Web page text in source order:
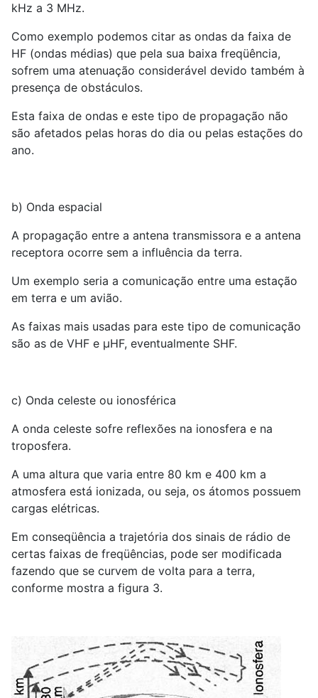
kHz a 3 MHz.
Como exemplo podemos citar as ondas da faixa de
HF (ondas médias) que pela sua baixa freqüência,
sofrem uma atenuação considerável devido também à
presença de obstáculos.
Esta faixa de ondas e este tipo de propagação não
são afetados pelas horas do dia ou pelas estações do
ano.
b) Onda espacial
A propagação entre a antena transmissora e a antena
receptora ocorre sem a influência da terra.
Um exemplo seria a comunicação entre uma estação
em terra e um avião.
As faixas mais usadas para este tipo de comunicação
são as de VHF e µHF, eventualmente SHF.
c) Onda celeste ou ionosférica
A onda celeste sofre reflexões na ionosfera e na
troposfera.
A uma altura que varia entre 80 km e 400 km a
atmosfera está ionizada, ou seja, os átomos possuem
cargas elétricas.
Em conseqüência a trajetória dos sinais de rádio de
certas faixas de freqüências, pode ser modificada
fazendo que se curvem de volta para a terra,
conforme mostra a figura 3.